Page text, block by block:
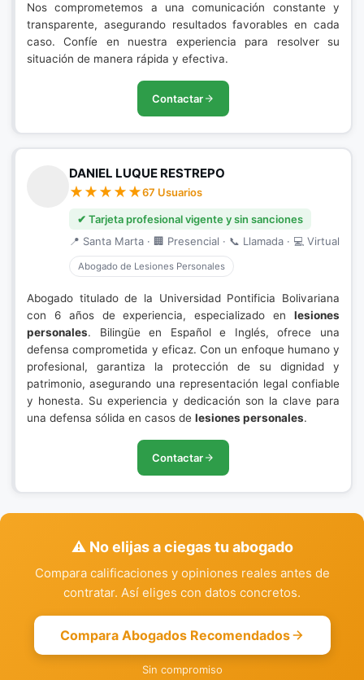
Nos comprometemos a una comunicación constante y
transparente, asegurando resultados favorables en cada
caso. Confíe en nuestra experiencia para resolver su
situación de manera rápida y efectiva.
Contactar
DANIEL LUQUE RESTREPO
67 Usuarios
✔ Tarjeta profesional vigente y sin sanciones
📍 Santa Marta · 🏢 Presencial · 📞 Llamada · 💻 Virtual
Abogado de Lesiones Personales
Abogado titulado de la Universidad Pontificia Bolivariana
con 6 años de experiencia, especializado en lesiones
personales. Bilingüe en Español e Inglés, ofrece una
defensa comprometida y eficaz. Con un enfoque humano y
profesional, garantiza la protección de su dignidad y
patrimonio, asegurando una representación legal confiable
y honesta. Su experiencia y dedicación son la clave para
una defensa sólida en casos de lesiones personales.
Contactar
⚠️ No elijas a ciegas tu abogado
Compara calificaciones y opiniones reales antes de
contratar. Así eliges con datos concretos.
Compara Abogados Recomendados
Sin compromiso